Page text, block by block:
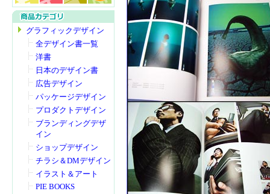
グラフィックデザイン
全デザイン書一覧
洋書
日本のデザイン書
広告デザイン
パッケージデザイン
プロダクトデザイン
ブランディングデザ
イン
ショップデザイン
チラシ＆DMデザイン
イラスト＆アート
PIE BOOKS